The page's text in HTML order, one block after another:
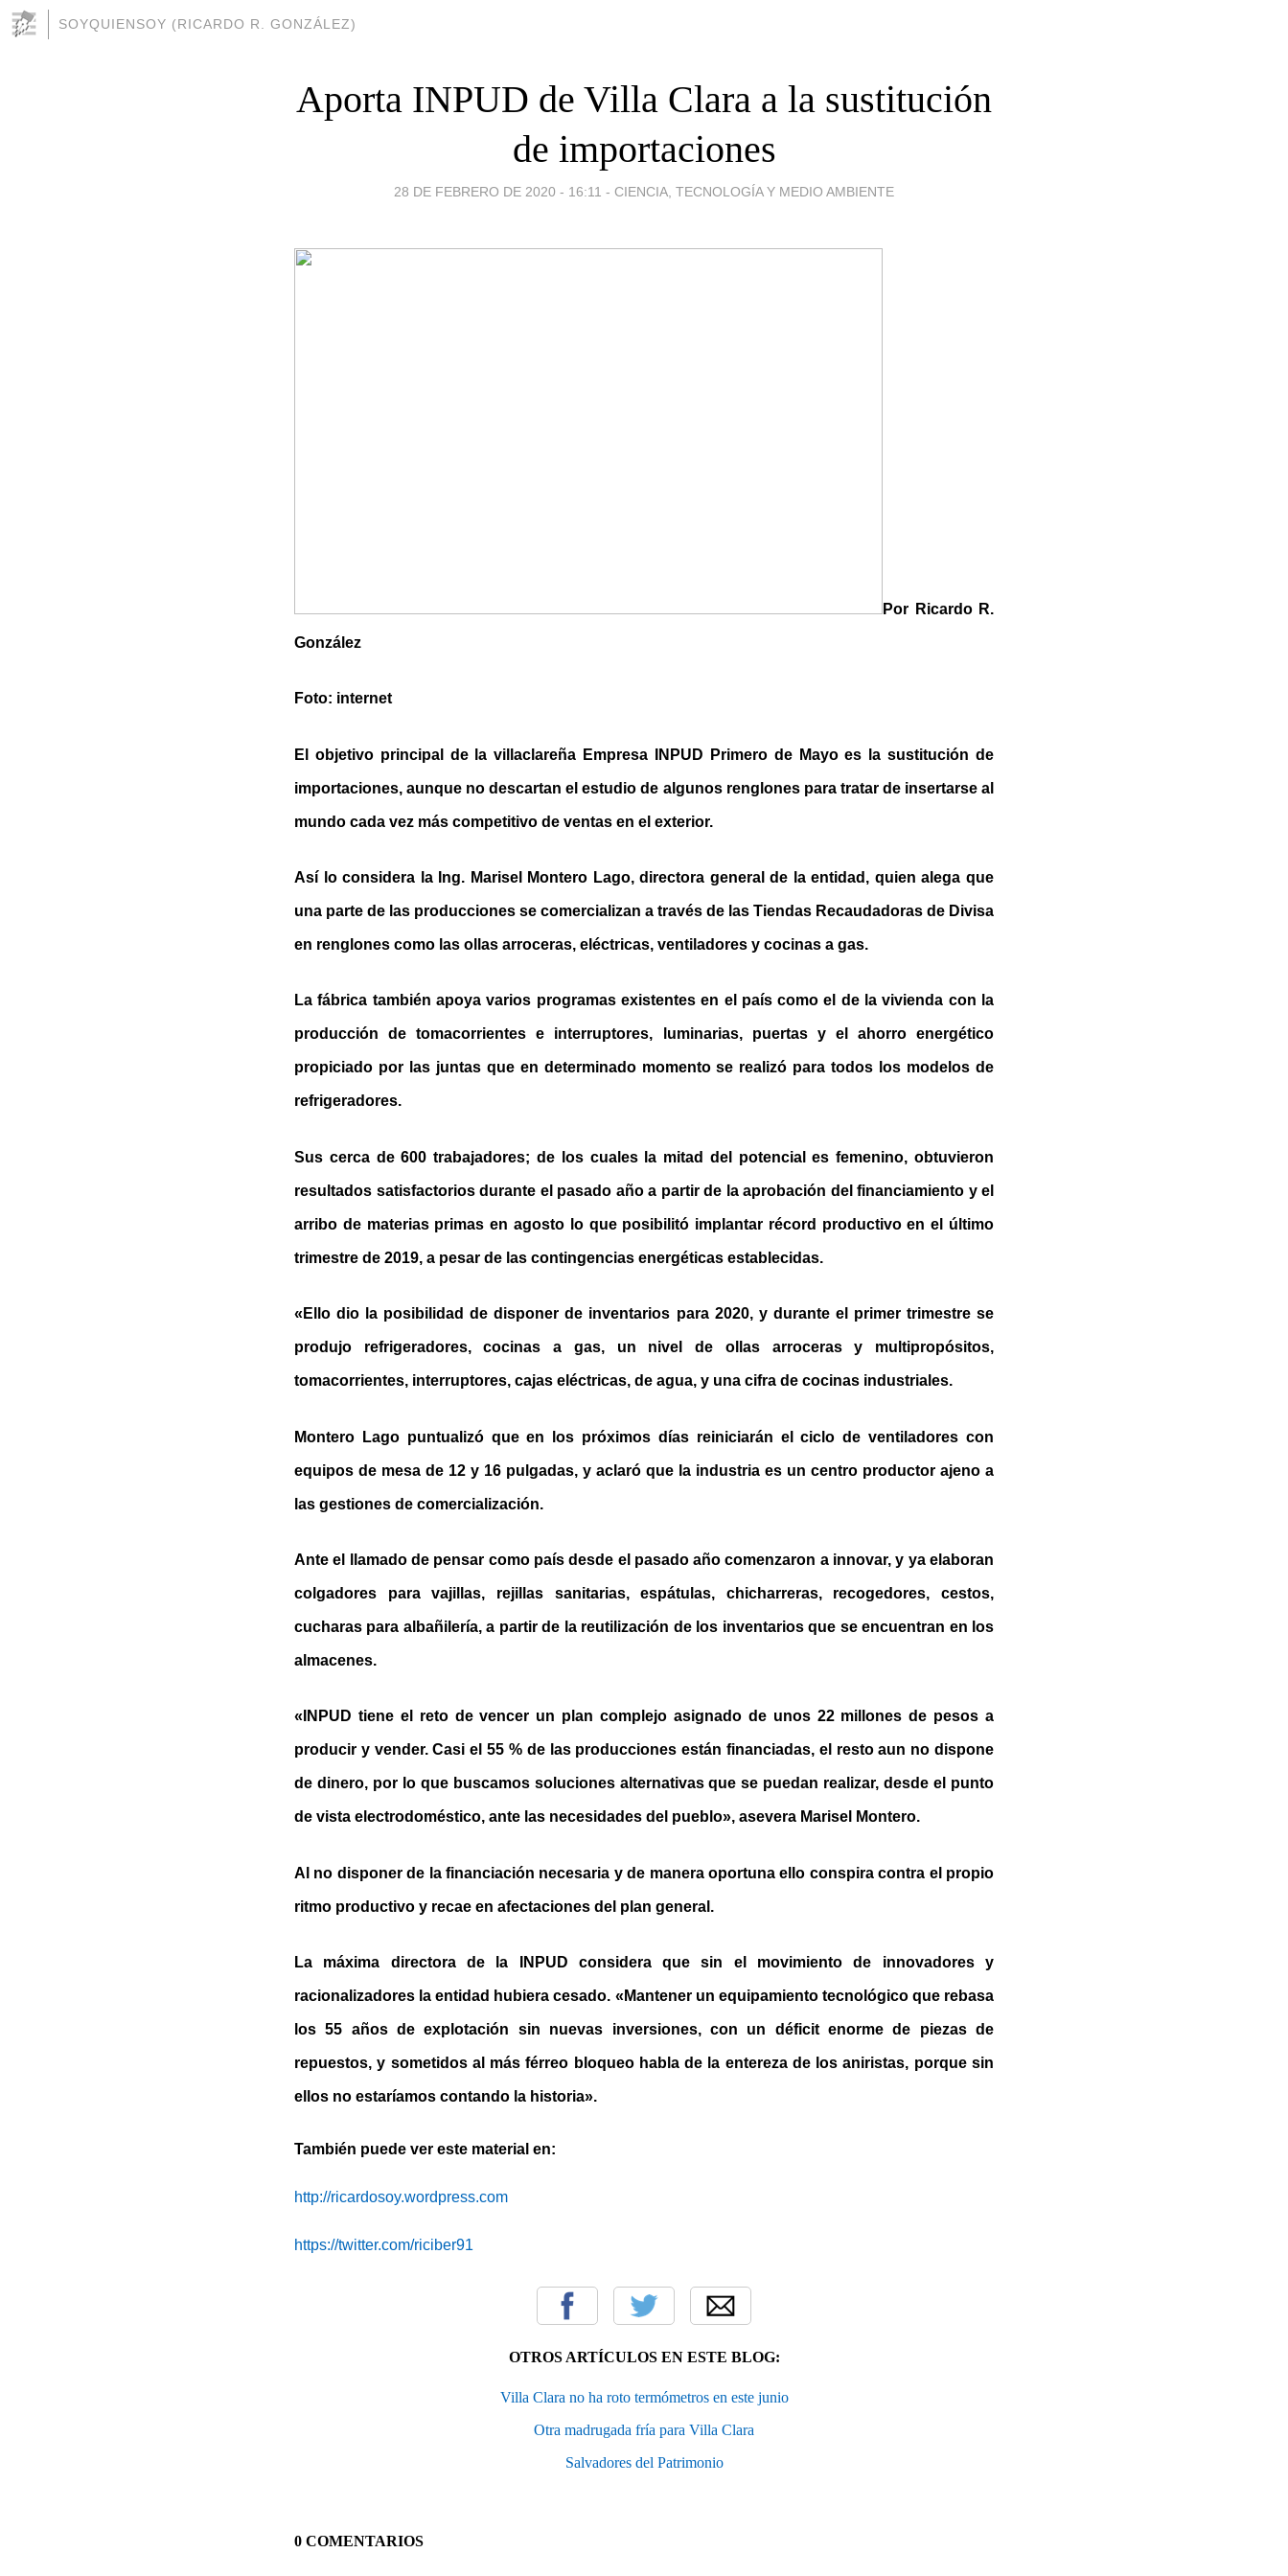
SOYQUIENSOY (RICARDO R. GONZÁLEZ)
Aporta INPUD de Villa Clara a la sustitución
de importaciones
28 DE FEBRERO DE 2020 - 16:11 - CIENCIA, TECNOLOGÍA Y MEDIO AMBIENTE
Por Ricardo R.
González
Foto: internet
El objetivo principal de la villaclareña Empresa INPUD Primero de Mayo es la sustitución de
importaciones, aunque no descartan el estudio de algunos renglones para tratar de insertarse al
mundo cada vez más competitivo de ventas en el exterior.
Así lo considera la Ing. Marisel Montero Lago, directora general de la entidad, quien alega que
una parte de las producciones se comercializan a través de las Tiendas Recaudadoras de Divisa
en renglones como las ollas arroceras, eléctricas, ventiladores y cocinas a gas.
La fábrica también apoya varios programas existentes en el país como el de la vivienda con la
producción de tomacorrientes e interruptores, luminarias, puertas y el ahorro energético
propiciado por las juntas que en determinado momento se realizó para todos los modelos de
refrigeradores.
Sus cerca de 600 trabajadores; de los cuales la mitad del potencial es femenino, obtuvieron
resultados satisfactorios durante el pasado año a partir de la aprobación del financiamiento y el
arribo de materias primas en agosto lo que posibilitó implantar récord productivo en el último
trimestre de 2019, a pesar de las contingencias energéticas establecidas.
«Ello dio la posibilidad de disponer de inventarios para 2020, y durante el primer trimestre se
produjo refrigeradores, cocinas a gas, un nivel de ollas arroceras y multipropósitos,
tomacorrientes, interruptores, cajas eléctricas, de agua, y una cifra de cocinas industriales.
Montero Lago puntualizó que en los próximos días reiniciarán el ciclo de ventiladores con
equipos de mesa de 12 y 16 pulgadas, y aclaró que la industria es un centro productor ajeno a
las gestiones de comercialización.
Ante el llamado de pensar como país desde el pasado año comenzaron a innovar, y ya elaboran
colgadores para vajillas, rejillas sanitarias, espátulas, chicharreras, recogedores, cestos,
cucharas para albañilería, a partir de la reutilización de los inventarios que se encuentran en los
almacenes.
«INPUD tiene el reto de vencer un plan complejo asignado de unos 22 millones de pesos a
producir y vender. Casi el 55 % de las producciones están financiadas, el resto aun no dispone
de dinero, por lo que buscamos soluciones alternativas que se puedan realizar, desde el punto
de vista electrodoméstico, ante las necesidades del pueblo», asevera Marisel Montero.
Al no disponer de la financiación necesaria y de manera oportuna ello conspira contra el propio
ritmo productivo y recae en afectaciones del plan general.
La máxima directora de la INPUD considera que sin el movimiento de innovadores y
racionalizadores la entidad hubiera cesado. «Mantener un equipamiento tecnológico que rebasa
los 55 años de explotación sin nuevas inversiones, con un déficit enorme de piezas de
repuestos, y sometidos al más férreo bloqueo habla de la entereza de los aniristas, porque sin
ellos no estaríamos contando la historia».
También puede ver este material en:
http://ricardosoy.wordpress.com
https://twitter.com/riciber91
OTROS ARTÍCULOS EN ESTE BLOG:
Villa Clara no ha roto termómetros en este junio
Otra madrugada fría para Villa Clara
Salvadores del Patrimonio
0 COMENTARIOS